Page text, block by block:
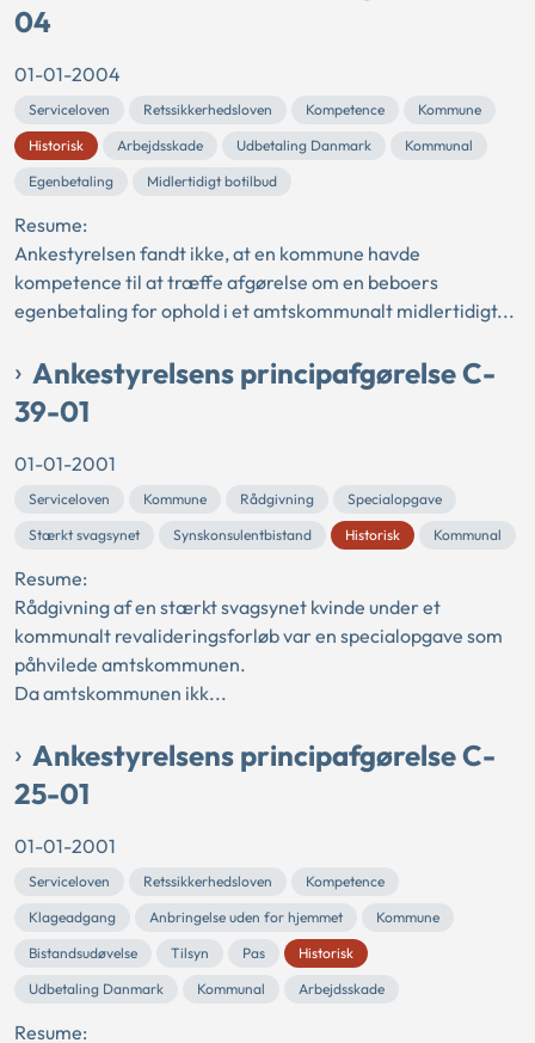
04
01-01-2004
Serviceloven Retssikkerhedsloven Kompetence
Kommune
Historisk
Arbejdsskade Udbetaling Danmark
Kommunal
Egenbetaling
Midlertidigt botilbud
Resume:
Ankestyrelsen fandt ikke, at en kommune havde
kompetence til at træffe afgørelse om en beboers
egenbetaling for ophold i et amtskommunalt midlertidigt...
Ankestyrelsens principafgørelse C-
39-01
01-01-2001
Serviceloven Kommune Rådgivning
Specialopgave
Stærkt svagsynet
Synskonsulentbistand Historisk Kommunal
Resume:
Rådgivning af en stærkt svagsynet kvinde under et
kommunalt revalideringsforløb var en specialopgave som
påhvilede amtskommunen.
Da amtskommunen ikk...
Ankestyrelsens principafgørelse C-
25-01
01-01-2001
Serviceloven Retssikkerhedsloven
Kompetence
Klageadgang
Anbringelse uden for hjemmet
Kommune
Bistandsudøvelse
Tilsyn Pas
Historisk
Udbetaling Danmark
Kommunal Arbejdsskade
Resume: